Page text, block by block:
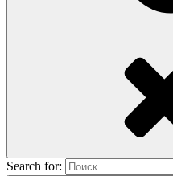
Search for: